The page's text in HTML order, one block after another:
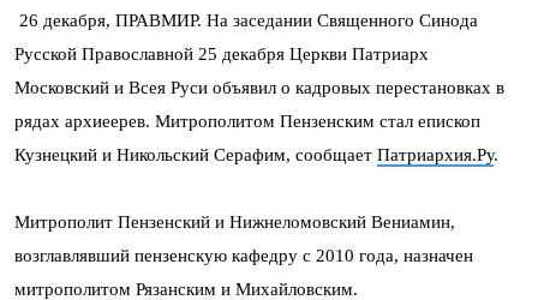
26 декабря, ПРАВМИР. На заседании Священного Синода
Русской Православной 25 декабря Церкви Патриарх
Московский и Всея Руси объявил о кадровых перестановках в
рядах архиеерев. Митрополитом Пензенским стал епископ
Кузнецкий и Никольский Серафим, сообщает Патриархия.Ру.
Митрополит Пензенский и Нижнеломовский Вениамин,
возглавлявший пензенскую кафедру с 2010 года, назначен
митрополитом Рязанским и Михайловским.